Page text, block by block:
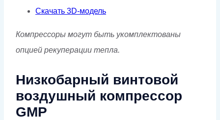
Скачать 3D-модель
Компрессоры могут быть укомплектованы
опцией рекуперации тепла.
Низкобарный винтовой
воздушный компрессор
GMP